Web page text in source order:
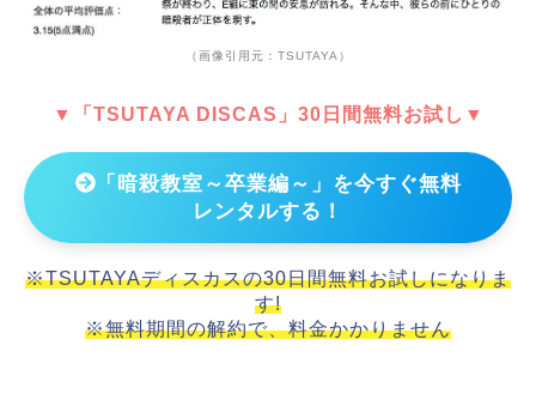
（画像引用元：TSUTAYA）
▼「TSUTAYA DISCAS」30日間無料お試し▼
「暗殺教室～卒業編～」を今すぐ無料
レンタルする！
※TSUTAYAディスカスの30日間無料お試しになりま
す!
※無料期間の解約で、料金かかりません